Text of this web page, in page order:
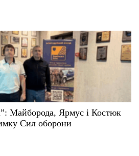
Майборода, Ярмус і Костюк
Сил оборони